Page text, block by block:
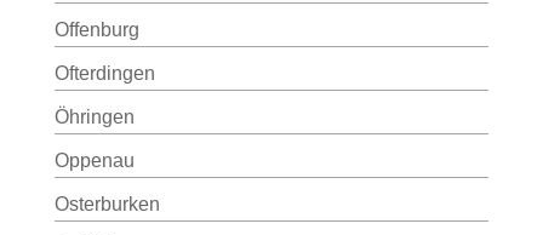
Offenburg
Ofterdingen
Öhringen
Oppenau
Osterburken